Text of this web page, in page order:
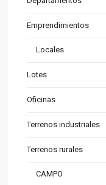
Emprendimientos
Locales
Lotes
Oficinas
Terrenos industriales
Terrenos rurales
CAMPO